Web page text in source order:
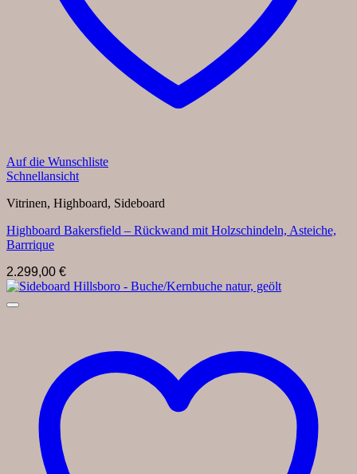
Auf die Wunschliste
Schnellansicht
Vitrinen, Highboard, Sideboard
Highboard Bakersfield – Rückwand mit Holzschindeln, Asteiche,
Barrrique
2.299,00 €